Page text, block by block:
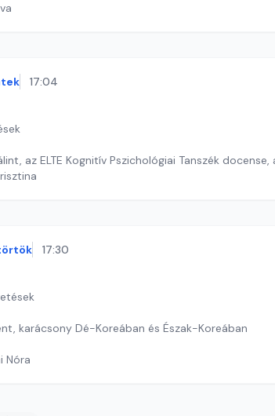
17:04
az ELTE Kognitív Pszichológiai Tanszék
17:30
karácsony Dé-Koreában és Észak-Koreában
Nóra